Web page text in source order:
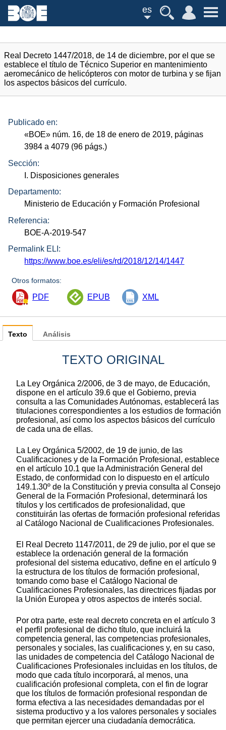
es
Real Decreto 1447/2018, de 14 de diciembre, por el que se
establece el título de Técnico Superior en mantenimiento
aeromecánico de helicópteros con motor de turbina y se fijan
los aspectos básicos del currículo.
Publicado en:
«BOE» núm. 16, de 18 de enero de 2019, páginas
3984 a 4079 (96 págs.)
Sección:
I. Disposiciones generales
Departamento:
Ministerio de Educación y Formación Profesional
Referencia:
BOE-A-2019-547
Permalink ELI:
https://www.boe.es/eli/es/rd/2018/12/14/1447
Otros formatos:
PDF EPUB XML
Texto
TEXTO ORIGINAL
La Ley Orgánica 2/2006, de 3 de mayo, de Educación,
dispone en el artículo 39.6 que el Gobierno, previa
consulta a las Comunidades Autónomas, establecerá las
titulaciones correspondientes a los estudios de formación
profesional, así como los aspectos básicos del currículo
de cada una de ellas.
La Ley Orgánica 5/2002, de 19 de junio, de las
Cualificaciones y de la Formación Profesional, establece
en el artículo 10.1 que la Administración General del
Estado, de conformidad con lo dispuesto en el artículo
149.1.30º de la Constitución y previa consulta al Consejo
General de la Formación Profesional, determinará los
títulos y los certificados de profesionalidad, que
constituirán las ofertas de formación profesional referidas
al Catálogo Nacional de Cualificaciones Profesionales.
El Real Decreto 1147/2011, de 29 de julio, por el que se
establece la ordenación general de la formación
profesional del sistema educativo, define en el artículo 9
la estructura de los títulos de formación profesional,
tomando como base el Catálogo Nacional de
Cualificaciones Profesionales, las directrices fijadas por
la Unión Europea y otros aspectos de interés social.
Por otra parte, este real decreto concreta en el artículo 3
el perfil profesional de dicho título, que incluirá la
competencia general, las competencias profesionales,
personales y sociales, las cualificaciones y, en su caso,
las unidades de competencia del Catálogo Nacional de
Cualificaciones Profesionales incluidas en los títulos, de
modo que cada título incorporará, al menos, una
cualificación profesional completa, con el fin de lograr
que los títulos de formación profesional respondan de
forma efectiva a las necesidades demandadas por el
sistema productivo y a los valores personales y sociales
que permitan ejercer una ciudadanía democrática.
Análisis